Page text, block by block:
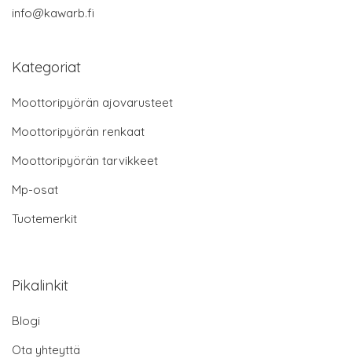
info@kawarb.fi
Kategoriat
Moottoripyörän ajovarusteet
Moottoripyörän renkaat
Moottoripyörän tarvikkeet
Mp-osat
Tuotemerkit
Pikalinkit
Blogi
Ota yhteyttä